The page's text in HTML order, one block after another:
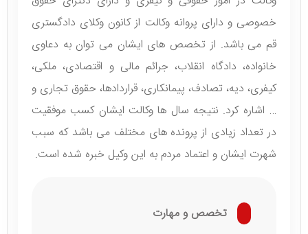
خصوصی و دارای پروانه وکالت از کانون وکلای دادگستری
قم می باشد. از تخصص های ایشان می توان به دعاوی
خانواده، دادگاه انقلاب، جرائم مالی و اقتصادی، ملکی،
کیفری، دیه، تصادف، پیمانکاری، قراردادها، حقوق تجاری و
… اشاره کرد. نتیجه سال ها وکالت ایشان کسب موفقیت
در تعداد زیادی از پرونده های مختلف می باشد که سبب
شهرت ایشان و اعتماد مردم به این وکیل خبره شده است.
تخصص و مهارت